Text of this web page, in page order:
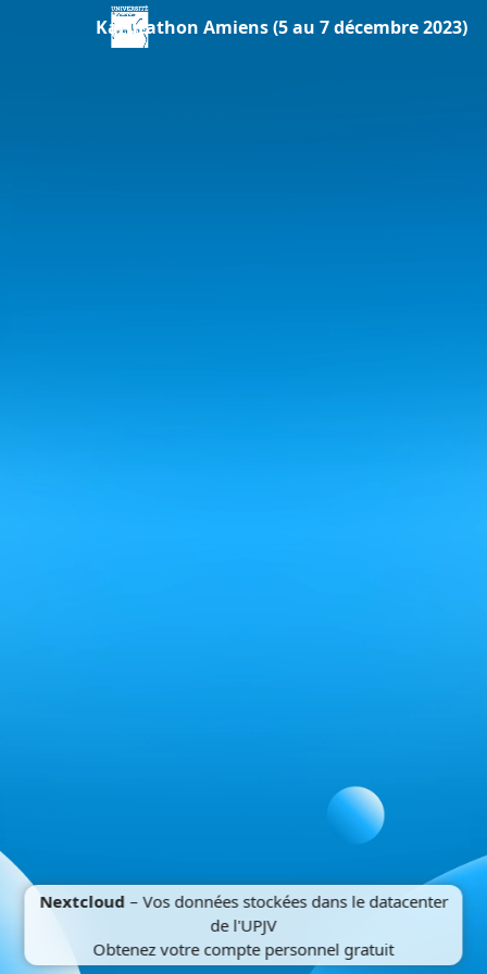
Karutathon Amiens (5 au 7 décembre 2023)
Nextcloud – Vos données stockées dans le datacenter
de l'UPJV
Obtenez votre compte personnel gratuit